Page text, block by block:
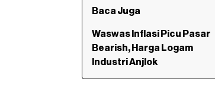
Baca Juga
Waswas Inflasi Picu Pasar
Bearish, Harga Logam
Industri Anjlok